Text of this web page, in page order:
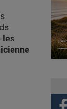
les